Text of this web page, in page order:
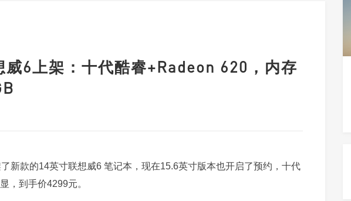
威6上架：十代酷睿+Radeon 620，内存
新款的14英寸联想威6 笔记本，现在15.6英寸版本也开启了预约，十代
，到手价4299元。